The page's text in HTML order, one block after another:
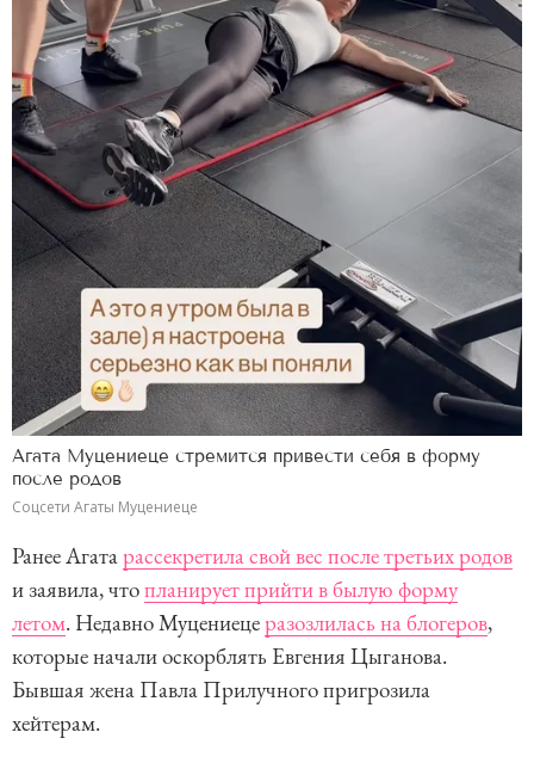
Агата Муцениеце стремится привести себя в форму
после родов
Соцсети Агаты Муцениеце
Ранее Агатарассекретила свой вес после третьих родов
и заявила, чтопланирует прийти в былую форму
летом. Недавно Муцениецеразозлилась на блогеров,
которые начали оскорблять Евгения Цыганова.
Бывшая жена Павла Прилучного пригрозила
хейтерам.